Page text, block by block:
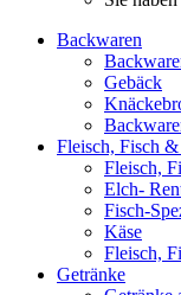
Backwaren
Gebäck
Fleisch, Fisch
Fleisch,
Elch-
Fisch-
Käse
Fleisch,
Getränke